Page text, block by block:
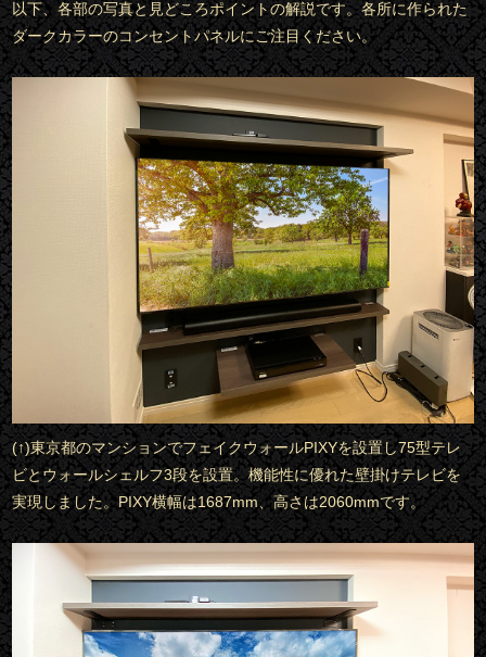
以下、各部の写真と見どころポイントの解説です。各所に作られた
ダークカラーのコンセントパネルにご注目ください。
(↑)東京都のマンションでフェイクウォールPIXYを設置し75型テレ
ビとウォールシェルフ3段を設置。機能性に優れた壁掛けテレビを
実現しました。PIXY横幅は1687mm、高さは2060mmです。